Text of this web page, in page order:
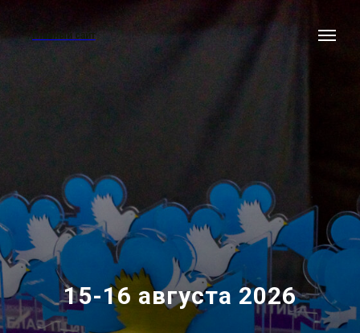
Главный сайт
15-16 августа 2026